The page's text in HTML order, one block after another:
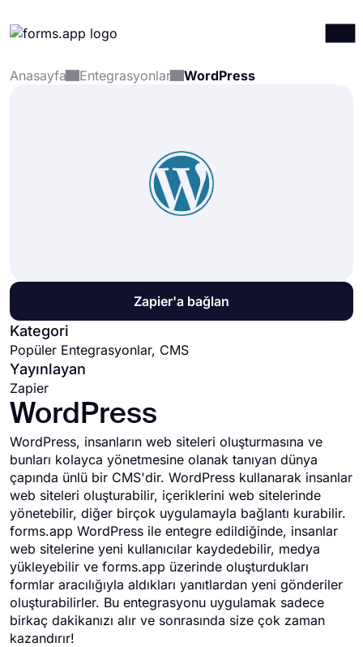
Ürünler
Anasayfa Entegrasyonlar WordPress
Zapier'a bağlan
Kategori
Popüler Entegrasyonlar, CMS
Yayınlayan
Zapier
WordPress
WordPress, insanların web siteleri oluşturmasına ve
bunları kolayca yönetmesine olanak tanıyan dünya
çapında ünlü bir CMS'dir. WordPress kullanarak insanlar
web siteleri oluşturabilir, içeriklerini web sitelerinde
yönetebilir, diğer birçok uygulamayla bağlantı kurabilir.
forms.app WordPress ile entegre edildiğinde, insanlar
web sitelerine yeni kullanıcılar kaydedebilir, medya
yükleyebilir ve forms.app üzerinde oluşturdukları
formlar aracılığıyla aldıkları yanıtlardan yeni gönderiler
oluşturabilirler. Bu entegrasyonu uygulamak sadece
birkaç dakikanızı alır ve sonrasında size çok zaman
kazandırır!